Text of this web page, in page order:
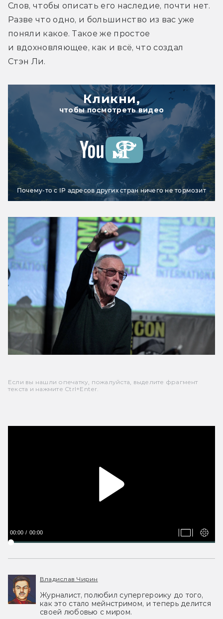
Слов, чтобы описать его наследие, почти нет.
Разве что одно, и большинство из вас уже
поняли какое. Такое же простое
и вдохновляющее, как и всё, что создал
Стэн Ли.
Кликни,
чтобы посмотреть видео
Почему-то с IP адресов других стран ничего не тормозит
Если вы нашли опечатку, пожалуйста, выделите фрагмент
текста и нажмите Ctrl+Enter.
00:00 00:00
Владислав Чирин
Журналист, полюбил супергероику до того,
как это стало мейнстримом, и теперь делится
своей любовью с миром.